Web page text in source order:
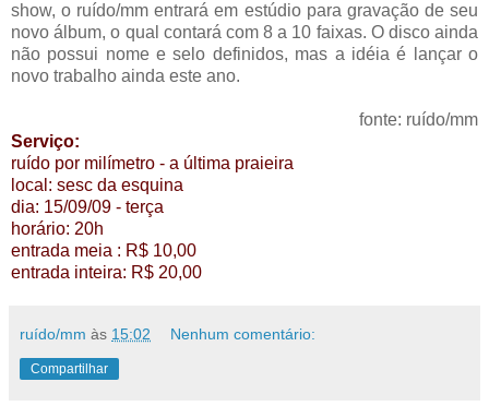
show, o ruído/mm entrará em estúdio para gravação de seu
novo álbum, o qual contará com 8 a 10 faixas. O disco ainda
não possui nome e selo definidos, mas a idéia é lançar o
novo trabalho ainda este ano.
fonte: ruído/mm
Serviço:
ruído por milímetro - a última praieira
local: sesc da esquina
dia: 15/09/09 - terça
horário: 20h
entrada meia : R$ 10,00
entrada inteira: R$ 20,00
ruído/mm às 15:02 Nenhum comentário:
Compartilhar